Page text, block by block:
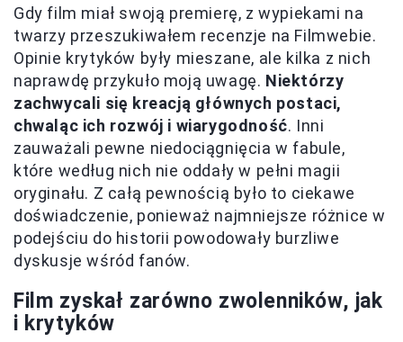
Gdy film miał swoją premierę, z wypiekami na
twarzy przeszukiwałem recenzje na Filmwebie.
Opinie krytyków były mieszane, ale kilka z nich
naprawdę przykuło moją uwagę. Niektórzy
zachwycali się kreacją głównych postaci,
chwaląc ich rozwój i wiarygodność. Inni
zauważali pewne niedociągnięcia w fabule,
które według nich nie oddały w pełni magii
oryginału. Z całą pewnością było to ciekawe
doświadczenie, ponieważ najmniejsze różnice w
podejściu do historii powodowały burzliwe
dyskusje wśród fanów.
Film zyskał zarówno zwolenników, jak
i krytyków